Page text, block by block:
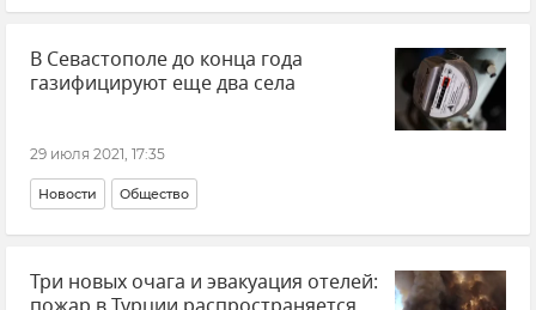
В Севастополе до конца года
газифицируют еще два села
29 июля 2021, 17:35
Новости Общество
Три новых очага и эвакуация отелей: